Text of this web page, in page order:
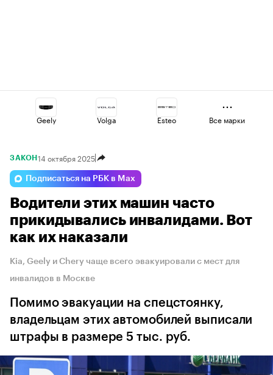
Geely Volga Esteo
Lada Changan
Voyah Jaecoo Haval
Все марки
ЗАКОН 14 октября 2025
Подписаться на РБК в Max
Водители этих машин часто
прикидывались инвалидами. Вот
как их наказали
Kia, Geely и Chery чаще всего эвакуировали с мест для
инвалидов в Москве
Помимо эвакуации на спецстоянку,
владельцам этих автомобилей выписали
штрафы в размере 5 тыс. руб.